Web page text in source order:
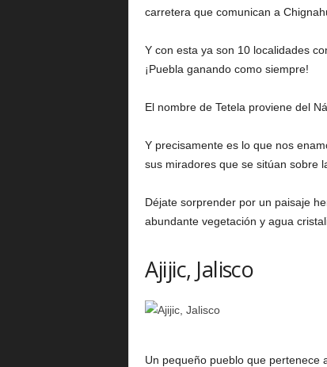
carretera que comunican a
Y con esta ya son 10 localidades
¡Puebla ganando como siempre!
El nombre de Tetela proviene del
Y precisamente es lo que nos
sus miradores que se sitúan sobre
Déjate sorprender por un paisaje
abundante vegetación y agua
Ajijic, Jalisco
Un pequeño pueblo que pertenece